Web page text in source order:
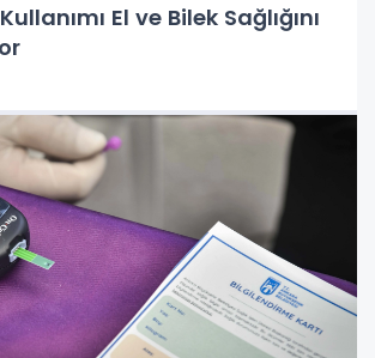
El ve Bilek Sağlığını